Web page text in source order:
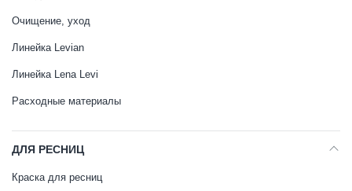
Очищение, уход
Линейка Levian
Линейка Lena Levi
Расходные материалы
ДЛЯ РЕСНИЦ
Краска для ресниц